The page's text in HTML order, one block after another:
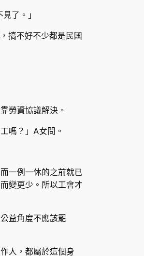
了。」
搞不好不少都是民國
勞資協議解決。
嗎？」A女問。
一例一休的之前就已
變更少。所以工會才
益角度不應該罷
人，都屬於這個身